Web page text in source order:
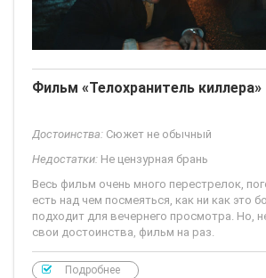
Фильм «Телохранитель киллера»
Достоинства: Сюжет не обычный
Недостатки: Не цензурная брань
Весь фильм очень много перестрелок,
есть над чем посмеяться, как ни как это
подходит для вечернего просмотра. Но,
свои достоинства, фильм на раз.
Подробнее